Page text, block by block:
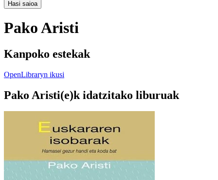
Hasi saioa
Pako Aristi
Kanpoko estekak
OpenLibraryn ikusi
Pako Aristi(e)k idatzitako liburuak